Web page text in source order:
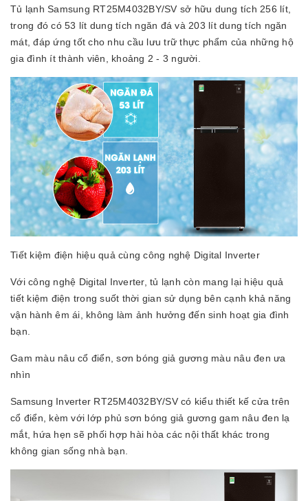
Tủ lạnh Samsung RT25M4032BY/SV sở hữu dung tích 256 lít,
trong đó có 53 lít dung tích ngăn đá và 203 lít dung tích ngăn
mát, đáp ứng tốt cho nhu cầu lưu trữ thực phẩm của những hộ
gia đình ít thành viên, khoảng 2 - 3 người.
Tiết kiệm điện hiệu quả cùng công nghệ Digital Inverter
Với công nghệ Digital Inverter, tủ lạnh còn mang lại hiệu quả
tiết kiệm điện trong suốt thời gian sử dụng bên cạnh khả năng
vận hành êm ái, không làm ảnh hưởng đến sinh hoạt gia đình
bạn.
Gam màu nâu cổ điển, sơn bóng giả gương màu nâu đen ưa
nhìn
Samsung Inverter RT25M4032BY/SV có kiểu thiết kế cửa trên
cổ điển, kèm với lớp phủ sơn bóng giả gương gam nâu đen lạ
mắt, hứa hẹn sẽ phối hợp hài hòa các nội thất khác trong
không gian sống nhà bạn.